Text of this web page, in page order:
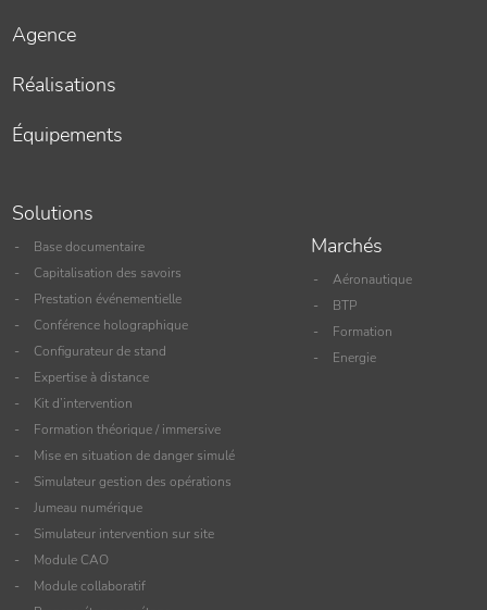
Agence
Réalisations
Équipements
Solutions
Base documentaire
Capitalisation des savoirs
Prestation événementielle
Conférence holographique
Configurateur de stand
Expertise à distance
Kit d’intervention
Formation théorique / immersive
Mise en situation de danger simulé
Simulateur gestion des opérations
Jumeau numérique
Simulateur intervention sur site
Module CAO
Module collaboratif
Marchés
Aéronautique
BTP
Formation
Energie